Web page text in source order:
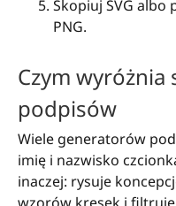
Skopiuj SVG albo
PNG.
Czym
podpisów
Wiele generatorów
imię i nazwisko
inaczej: rysuje